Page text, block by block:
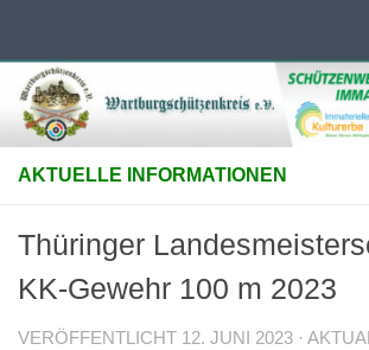
AKTUELLE INFORMATIONEN
Thüringer
KK-Gewehr 100 m 2023
VERÖFFENTLICHT 12. JUNI 2023 ·